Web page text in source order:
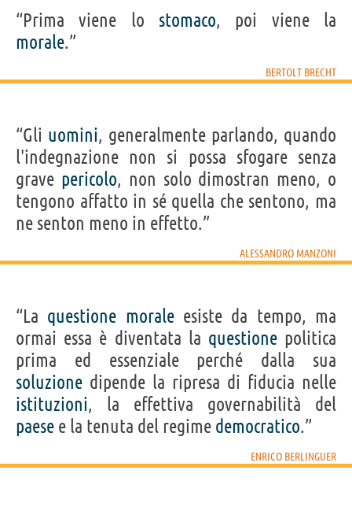
“Prima viene lo stomaco, poi viene la
morale.”
BERTOLT BRECHT
“Gli uomini, generalmente parlando, quando
l'indegnazione non si possa sfogare senza
grave pericolo, non solo dimostran meno, o
tengono affatto in sé quella che sentono, ma
ne senton meno in effetto.”
ALESSANDRO MANZONI
“La questione moraleesiste da tempo, ma
ormai essa è diventata la questionepolitica
prima ed essenziale perché dalla sua
soluzione dipende la ripresa di fiducia nelle
istituzioni, la effettiva governabilità del
paese e la tenuta del regime democratico.”
ENRICO BERLINGUER